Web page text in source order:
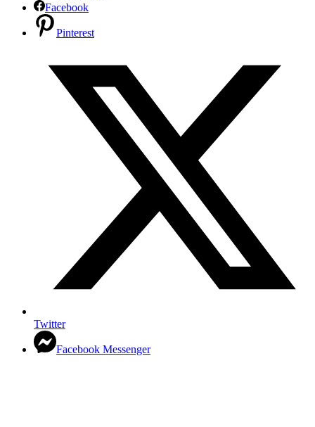
Facebook
Pinterest
Twitter
Facebook Messenger